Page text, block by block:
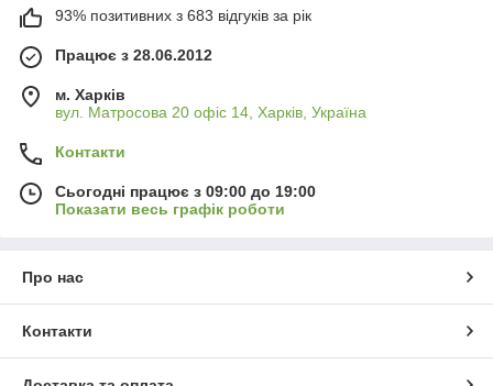
93% позитивних з 683 відгуків за рік
Працює з 28.06.2012
м. Харків
вул. Матросова 20 офіс 14, Харків, Україна
Контакти
Сьогодні працює з 09:00 до 19:00
Показати весь графік роботи
Про нас
Контакти